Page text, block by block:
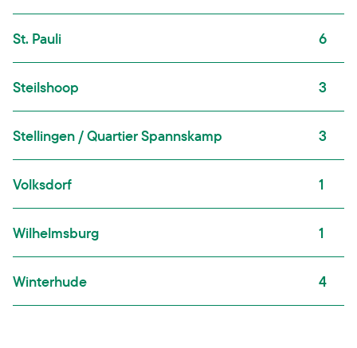
St. Pauli 6
Steilshoop 3
Stellingen / Quartier Spannskamp 3
Volksdorf 1
Wilhelmsburg 1
Winterhude 4